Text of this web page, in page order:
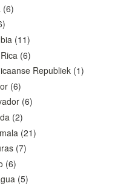
(6)
(11)
(6)
Republiek (1)
(6)
(6)
(2)
(21)
(7)
(6)
(5)